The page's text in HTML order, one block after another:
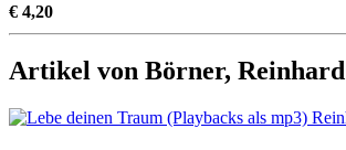
€ 4,20
Artikel von Börner, Reinhard